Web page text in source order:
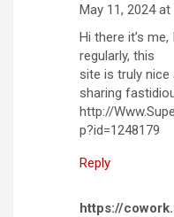
May 11, 2024 at
Hi there it’s
regularly, this
site is truly nice
sharing
http://
p?id=1248179
Reply
https://